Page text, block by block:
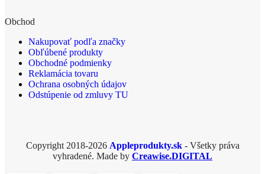
Obchod
Nakupovať podľa značky
Obľúbené produkty
Obchodné podmienky
Reklamácia tovaru
Ochrana osobných údajov
Odstúpenie od zmluvy TU
Copyright 2018-2026 Appleprodukty.sk- Všetky práva
vyhradené. Made by Creawise.DIGITAL